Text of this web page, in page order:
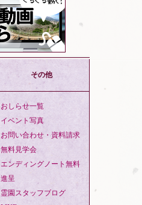
その他
おしらせ一覧
イベント写真
お問い合わせ・資料請求
無料見学会
エンディングノート無料
進呈
霊園スタッフブログ